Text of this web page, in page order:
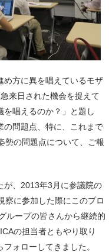
め方に異を唱えているモザ
来日された機会を捉えて
を唱えるのか？」と題し
の問題点、特に、これまで
勢の問題点について、ご報
が、2013年3月に参議院の
察に参加した際にこのプロ
ループの皆さんから継続的
の担当者ともやり取り
ォローしてきました。